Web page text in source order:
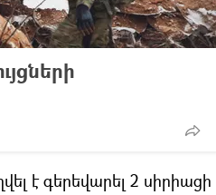
է գերեվարել 2 սիրիացի